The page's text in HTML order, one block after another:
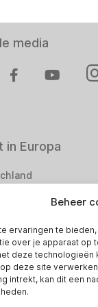
Beheer
ervaringen te
over je apparaat op
deze
deze site
intrekt, kan dit een
media
in Europa